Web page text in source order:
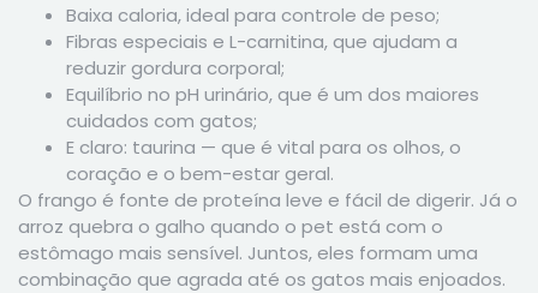
Baixa caloria, ideal para controle de peso;
Fibras especiais e L-carnitina, que ajudam a
reduzir gordura corporal;
Equilíbrio no pH urinário, que é um dos maiores
cuidados com gatos;
E claro: taurina — que é vital para os olhos, o
coração e o bem-estar geral.
O frango é fonte de proteína leve e fácil de digerir. Já o
arroz quebra o galho quando o pet está com o
estômago mais sensível. Juntos, eles formam uma
combinação que agrada até os gatos mais enjoados.